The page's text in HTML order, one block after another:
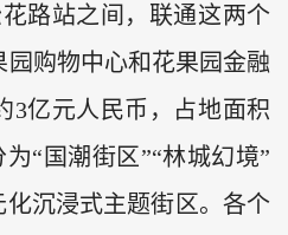
路站之间，联通这两个
购物中心和花果园金融
3亿元人民币，占地面积
“国潮街区”“林城幻境”
化沉浸式主题街区。各个